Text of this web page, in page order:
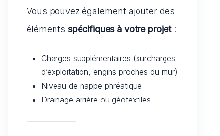
Vous pouvez également ajouter des
éléments spécifiques à votre projet:
Charges supplémentaires (surcharges
d’exploitation, engins proches du mur)
Niveau de nappe phréatique
Drainage arrière ou géotextiles